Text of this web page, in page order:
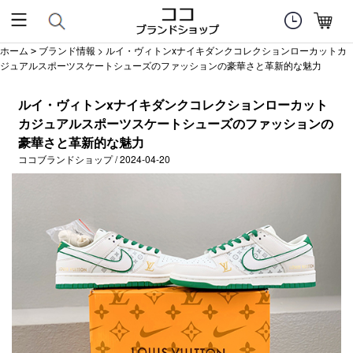
ホーム > ブランド情報 > ルイ・ヴィトンxナイキダンクコレクションローカットカ
ジュアルスポーツスケートシューズのファッションの豪華さと革新的な魅力
ルイ・ヴィトンxナイキダンクコレクションローカット
カジュアルスポーツスケートシューズのファッションの
豪華さと革新的な魅力
ココブランドショップ / 2024-04-20